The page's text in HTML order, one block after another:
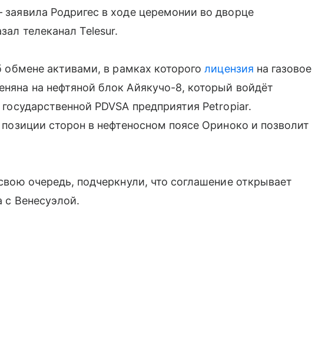
Родригес в ходе церемонии во дворце
телеканал Telesur.
обмене активами, в рамках котороголицензия на газовое
на нефтяной блок Айякучо-8, который войдёт
PDVSA предприятия Petropiar.
сторон в нефтеносном поясе Ориноко и позволит
очередь, подчеркнули, что соглашение открывает
с Венесуэлой.